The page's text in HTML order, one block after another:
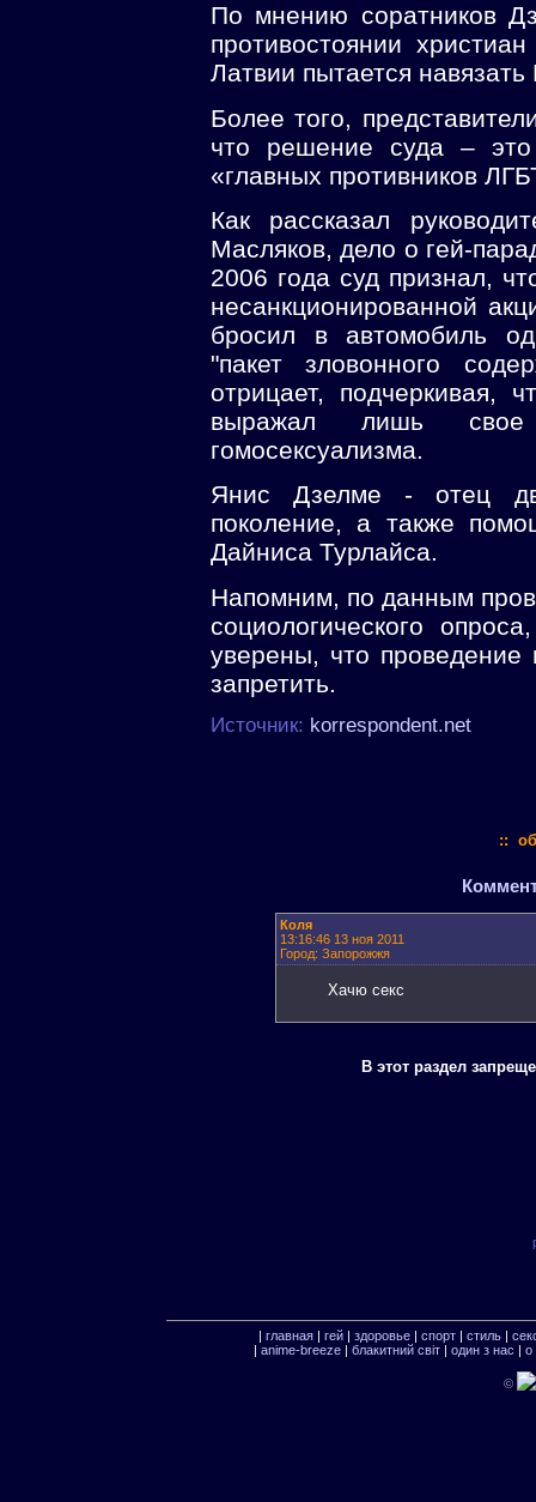
По мнению соратников
противостоянии
Латвии пытается
Более того,
что решение суда – это
«главных противников
Как рассказал
Масляков, дело о гей-
2006 года суд признал,
несанкционированной
бросил в автомобиль
"пакет зловонного
отрицает, подчеркивая,
выражал лишь свое
гомосексуализма.
Янис Дзелме - отец
поколение, а также
Дайниса Турлайса.
Напомним, по данным
социологического
уверены, что проведение
запретить.
Источник: korrespondent.net
::
Коля
13:16:46 13 ноя 2011
Город: Запорожжя
Хачю секс
В этот раздел
| главная| гей| здоровье| спорт| стиль|
| anime-breeze| блакитний свiт| один з нас | о
©